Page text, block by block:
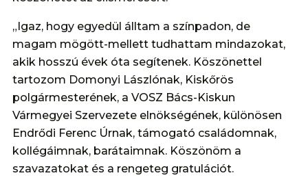
„Igaz, hogy egyedül álltam a színpadon, de
magam mögött-mellett tudhattam mindazokat,
akik hosszú évek óta segítenek. Köszönettel
tartozom Domonyi Lászlónak, Kiskőrös
polgármesterének, a VOSZ Bács-Kiskun
Vármegyei Szervezete elnökségének, különösen
Endrődi Ferenc Úrnak, támogató családomnak,
kollégáimnak, barátaimnak. Köszönöm a
szavazatokat és a rengeteg gratulációt.